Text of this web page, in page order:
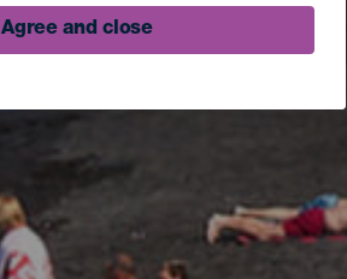
Agree and close